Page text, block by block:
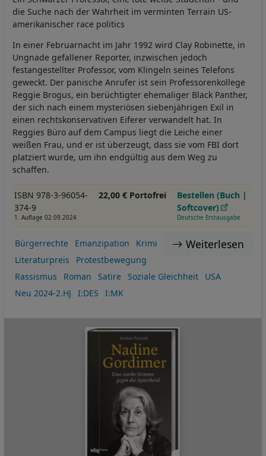
die Suche nach der Wahrheit im verminten Terrain US-
amerikanischer race politics
In einer Februarnacht im Jahr 1992 wird Clay Robinette, in
Ungnade gefallener Reporter, inzwischen jedoch
festangestellter Professor, vom Klingeln seines Telefons
geweckt. Der panische Anrufer ist sein Professorenkollege
Reggie Brogus, ein berüchtigter ehemaliger Black Panther,
der sich nach einem mysteriösen siebenjährigen Exil in
einen rechtskonservativen Eiferer verwandelt hat. In
Reggies Büro auf dem Campus liegt die Leiche einer
weißen Frau, und er ist überzeugt, dass sie vom FBI dort
platziert wurde, um ihn endgültig aus dem Weg zu
schaffen.
ISBN 978-3-96054-
374-9
1. Auflage 02.09.2024
22,00 € Portofrei
Bestellen (Buch |
Softcover)
Deutsche Erstausgabe
Weiterlesen
Bürgerrechte Emanzipation
Krimi
Literaturpreis
Protestbewegung
Rassismus
Roman Satire Soziale Gleichheit
USA
Neu 2024-2.HJ
I:DES I:MK